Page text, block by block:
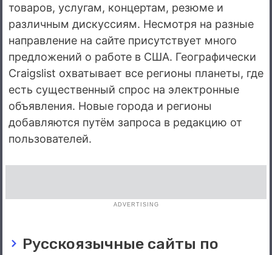
товаров, услугам, концертам, резюме и
различным дискуссиям. Несмотря на разные
направление на сайте присутствует много
предложений о работе в США. Географически
Craigslist охватывает все регионы планеты, где
есть существенный спрос на электронные
объявления. Новые города и регионы
добавляются путём запроса в редакцию от
пользователей.
ADVERTISING
Русскоязычные сайты по